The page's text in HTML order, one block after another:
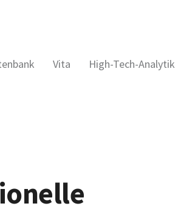
Vita High-Tech-Analytik